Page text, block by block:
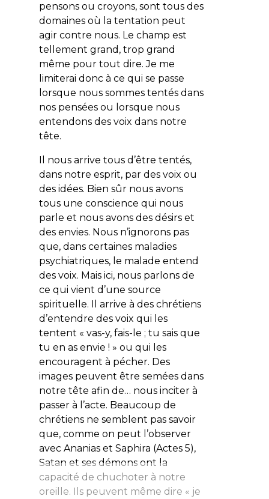
pensons ou croyons, sont tous des
domaines où la tentation peut
agir contre nous. Le champ est
tellement grand, trop grand
même pour tout dire. Je me
limiterai donc à ce qui se passe
lorsque nous sommes tentés dans
nos pensées ou lorsque nous
entendons des voix dans notre
tête.
Il nous arrive tous d’être tentés,
dans notre esprit, par des voix ou
des idées. Bien sûr nous avons
tous une conscience qui nous
parle et nous avons des désirs et
des envies. Nous n’ignorons pas
que, dans certaines maladies
psychiatriques, le malade entend
des voix. Mais ici, nous parlons de
ce qui vient d’une source
spirituelle. Il arrive à des chrétiens
d’entendre des voix qui les
tentent « vas-y, fais-le ; tu sais que
tu en as envie ! » ou qui les
encouragent à pécher. Des
images peuvent être semées dans
notre tête afin de… nous inciter à
passer à l’acte. Beaucoup de
chrétiens ne semblent pas savoir
que, comme on peut l’observer
avec Ananias et Saphira (Actes 5),
Satan et ses démons ont la
capacité de chuchoter à notre
oreille. Ils peuvent même dire « je